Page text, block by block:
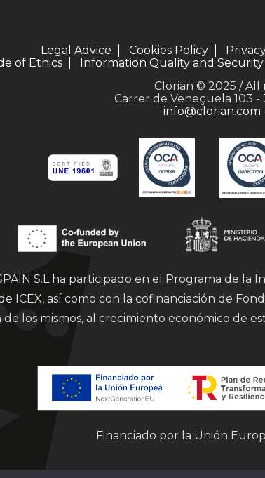
Legal Advice Cookies Policy
of Ethics
Information Quality and Security
Clorian © 2025 / All
Carrer de Veneçuela 103 -
info@clorian.com
S.L ha participado en el Programa de la
ICEX, así como con la cofinanciación de
de los mismos, al crecimiento económico de
Financiado por la Unión